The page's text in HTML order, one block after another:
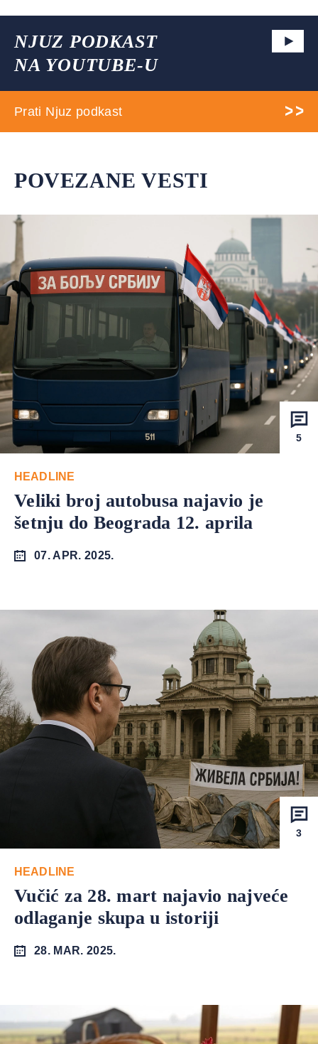
NJUZ PODKAST
NA YOUTUBE-U
Prati Njuz podkast
POVEZANE VESTI
5
HEADLINE
Veliki broj autobusa najavio je
šetnju do Beograda 12. aprila
07. APR. 2025.
3
HEADLINE
Vučić za 28. mart najavio najveće
odlaganje skupa u istoriji
28. MAR. 2025.